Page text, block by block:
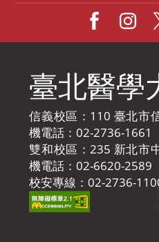
Facebook
臺北醫學
信義校區：110 臺北
機電話：02-2736-1661
雙和校區：235 新北
機電話：02-6620-2589
校安專線：02-2736-